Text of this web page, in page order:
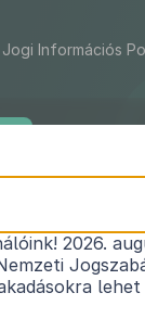
Információs
2026.